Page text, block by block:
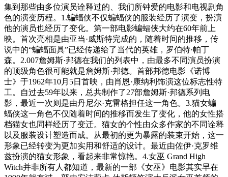
集到那些由多位演员诠释过的、我们所钟爱的电影和电视剧角
色的演变历程。1.蝙蝠侠不仅蝙蝠侠的服装经历了演变，扮演
他的演员也经历了变化。第一部电影蝙蝠侠大约在60年前上
映。首次亮相是由亚当·威斯特完成的，随着时间的推移，传
说中的“蝙蝠面具”已经传递给了当代的英雄，罗伯特·帕丁
森。2.007詹姆斯·邦德在我们的列表中，由最多不同演员扮演
的顶级角色很可能就是詹姆斯·邦德。首部邦德电影《诺博
士》于1962年10月5日首映，由肖恩·康纳利饰演这位标志性特
工。自过去59年以来，总共制作了27部詹姆斯·邦德系列电
影，最近一次则是由丹尼尔·克雷格担任这一角色。3.猫女蝙
蝠侠这一角色不仅随着时间的推移而发生了变化，他的女性搭
档猫女也同样经历了变迁。猫女的个性由众多作家的不同诠释
以及服装设计塑造而成。从最初的更为暴露的装束开始，这一
形象已经转变为更加实用和舒适的设计。最近由佐伊·克罗维
兹扮演的猫女形象，看起来非常惊艳。4.女巫 Grand High
Witch并非所有人都知道，最新的一部《女巫》电影其实早在